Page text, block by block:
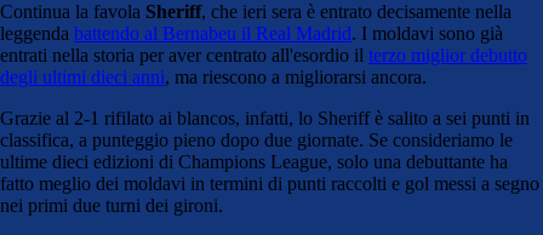
Continua la favola Sheriff, che ieri sera è entrato decisamente nella
leggenda battendo al Bernabeu il Real Madrid. I moldavi sono già
entrati nella storia per aver centrato all'esordio il terzo miglior debutto
degli ultimi dieci anni, ma riescono a migliorarsi ancora.
Grazie al 2-1 rifilato ai blancos, infatti, lo Sheriff è salito a sei punti in
classifica, a punteggio pieno dopo due giornate. Se consideriamo le
ultime dieci edizioni di Champions League, solo una debuttante ha
fatto meglio dei moldavi in termini di punti raccolti e gol messi a segno
nei primi due turni dei gironi.